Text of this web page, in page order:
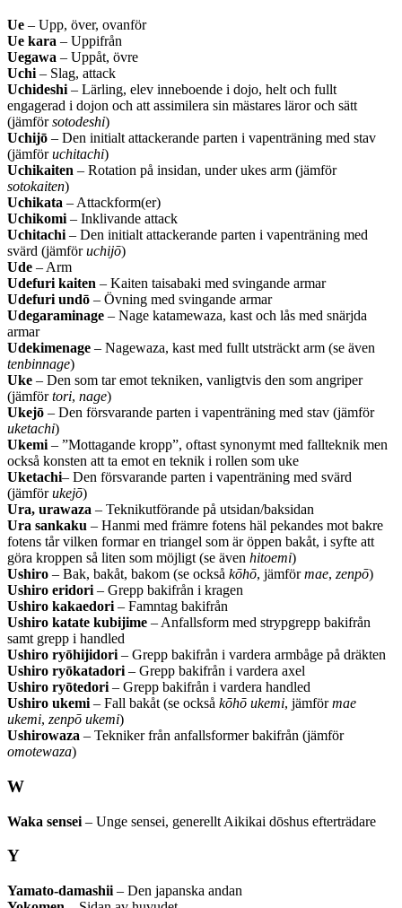
Ue – Upp, över, ovanför
Ue kara – Uppifrån
Uegawa – Uppåt, övre
Uchi – Slag, attack
Uchideshi – Lärling, elev inneboende i dojo, helt och fullt
engagerad i dojon och att assimilera sin mästares läror och sätt
(jämförsotodeshi)
Uchijō – Den initialt attackerande parten i vapenträning med stav
(jämföruchitachi)
Uchikaiten – Rotation på insidan, under ukes arm (jämför
sotokaiten)
Uchikata – Attackform(er)
Uchikomi – Inklivande attack
Uchitachi – Den initialt attackerande parten i vapenträning med
svärd (jämföruchijō)
Ude – Arm
Udefuri kaiten – Kaiten taisabaki med svingande armar
Udefuri undō – Övning med svingande armar
Udegaraminage – Nage katamewaza, kast och lås med snärjda
armar
Udekimenage – Nagewaza, kast med fullt utsträckt arm (se även
tenbinnage)
Uke – Den som tar emot tekniken, vanligtvis den som angriper
(jämförtori, nage)
Ukejō – Den försvarande parten i vapenträning med stav (jämför
uketachi)
Ukemi – ”Mottagande kropp”, oftast synonymt med fallteknik men
också konsten att ta emot en teknik i rollen som uke
Uketachi– Den försvarande parten i vapenträning med svärd
(jämförukejō)
Ura, urawaza – Teknikutförande på utsidan/baksidan
Ura sankaku – Hanmi med främre fotens häl pekandes mot bakre
fotens tår vilken formar en triangel som är öppen bakåt, i syfte att
göra kroppen så liten som möjligt (se även hitoemi)
Ushiro – Bak, bakåt, bakom (se också kōhō, jämförmae, zenpō)
Ushiro eridori – Grepp bakifrån i kragen
Ushiro kakaedori – Famntag bakifrån
Ushiro katate kubijime – Anfallsform med strypgrepp bakifrån
samt grepp i handled
Ushiro ryōhijidori – Grepp bakifrån i vardera armbåge på dräkten
Ushiro ryōkatadori – Grepp bakifrån i vardera axel
Ushiro ryōtedori – Grepp bakifrån i vardera handled
Ushiro ukemi – Fall bakåt (se också kōhō ukemi, jämförmae
ukemi, zenpō ukemi)
Ushirowaza – Tekniker från anfallsformer bakifrån (jämför
omotewaza)
W
Waka sensei – Unge sensei, generellt Aikikai dōshus efterträdare
Y
Yamato-damashii – Den japanska andan